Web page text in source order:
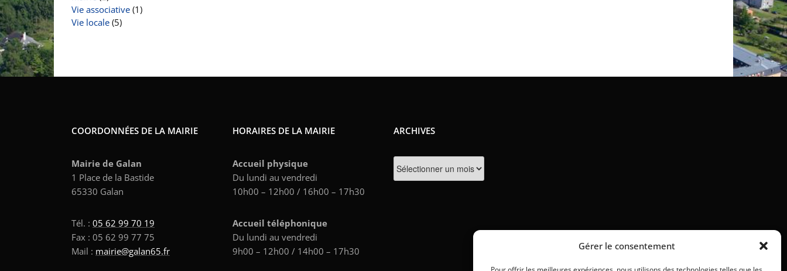
Gérer le consentement
Vie associative (1)
Vie locale (5)
COORDONNÉES DE LA MAIRIE
Mairie de Galan
1 Place de la Bastide
65330 Galan
Tél. : 05 62 99 70 19
Fax : 05 62 99 77 75
Mail : mairie@galan65.fr
HORAIRES DE LA MAIRIE
Accueil physique
Du lundi au vendredi
10h00 – 12h00 / 16h00 – 17h30
Accueil téléphonique
Du lundi au vendredi
9h00 – 12h00 / 14h00 – 17h30
ARCHIVES
Archives